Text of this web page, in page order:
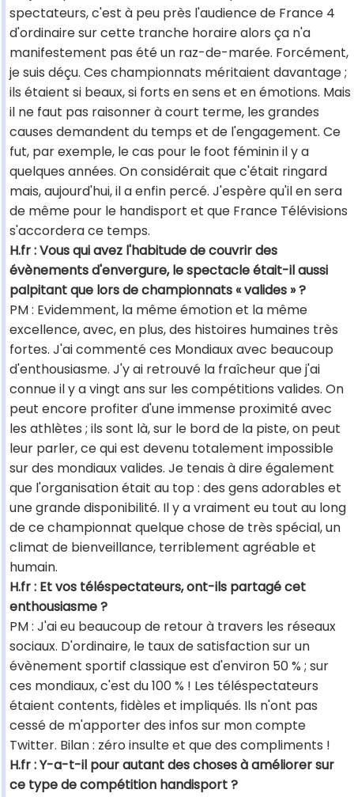
spectateurs, c'est à peu près l'audience de France 4
d'ordinaire sur cette tranche horaire alors ça n'a
manifestement pas été un raz-de-marée. Forcément,
je suis déçu. Ces championnats méritaient davantage ;
ils étaient si beaux, si forts en sens et en émotions. Mais
il ne faut pas raisonner à court terme, les grandes
causes demandent du temps et de l'engagement. Ce
fut, par exemple, le cas pour le foot féminin il y a
quelques années. On considérait que c'était ringard
mais, aujourd'hui, il a enfin percé. J'espère qu'il en sera
de même pour le handisport et que France Télévisions
s'accordera ce temps.
H.fr : Vous qui avez l'habitude de couvrir des
évènements d'envergure, le spectacle était-il aussi
palpitant que lors de championnats « valides » ?
PM : Evidemment, la même émotion et la même
excellence, avec, en plus, des histoires humaines très
fortes. J'ai commenté ces Mondiaux avec beaucoup
d'enthousiasme. J'y ai retrouvé la fraîcheur que j'ai
connue il y a vingt ans sur les compétitions valides. On
peut encore profiter d'une immense proximité avec
les athlètes ; ils sont là, sur le bord de la piste, on peut
leur parler, ce qui est devenu totalement impossible
sur des mondiaux valides. Je tenais à dire également
que l'organisation était au top : des gens adorables et
une grande disponibilité. Il y a vraiment eu tout au long
de ce championnat quelque chose de très spécial, un
climat de bienveillance, terriblement agréable et
humain.
H.fr : Et vos téléspectateurs, ont-ils partagé cet
enthousiasme ?
PM : J'ai eu beaucoup de retour à travers les réseaux
sociaux. D'ordinaire, le taux de satisfaction sur un
évènement sportif classique est d'environ 50 % ; sur
ces mondiaux, c'est du 100 % ! Les téléspectateurs
étaient contents, fidèles et impliqués. Ils n'ont pas
cessé de m'apporter des infos sur mon compte
Twitter. Bilan : zéro insulte et que des compliments !
H.fr : Y-a-t-il pour autant des choses à améliorer sur
ce type de compétition handisport ?